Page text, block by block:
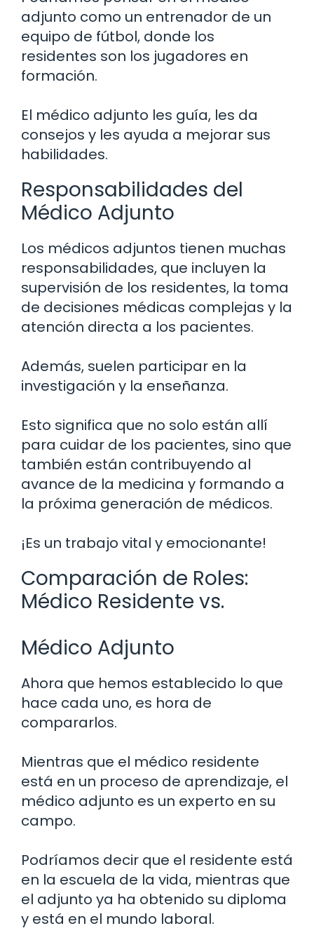
adjunto como un entrenador de un
equipo de fútbol, donde los
residentes son los jugadores en
formación.
El médico adjunto les guía, les da
consejos y les ayuda a mejorar sus
habilidades.
Responsabilidades del
Médico Adjunto
Los médicos adjuntos tienen muchas
responsabilidades, que incluyen la
supervisión de los residentes, la toma
de decisiones médicas complejas y la
atención directa a los pacientes.
Además, suelen participar en la
investigación y la enseñanza.
Esto significa que no solo están allí
para cuidar de los pacientes, sino que
también están contribuyendo al
avance de la medicina y formando a
la próxima generación de médicos.
¡Es un trabajo vital y emocionante!
Comparación de Roles:
Médico Residente vs.
Médico Adjunto
Ahora que hemos establecido lo que
hace cada uno, es hora de
compararlos.
Mientras que el médico residente
está en un proceso de aprendizaje, el
médico adjunto es un experto en su
campo.
Podríamos decir que el residente está
en la escuela de la vida, mientras que
el adjunto ya ha obtenido su diploma
y está en el mundo laboral.